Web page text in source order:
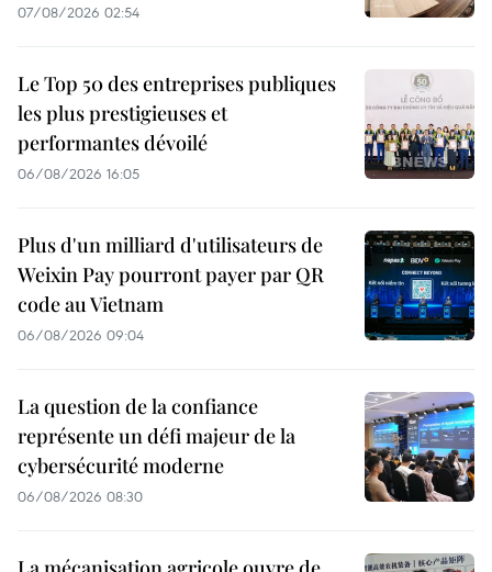
07/08/2026 02:54
Le Top 50 des entreprises publiques
les plus prestigieuses et
performantes dévoilé
06/08/2026 16:05
Plus d'un milliard d'utilisateurs de
Weixin Pay pourront payer par QR
code au Vietnam
06/08/2026 09:04
La question de la confiance
représente un défi majeur de la
cybersécurité moderne
06/08/2026 08:30